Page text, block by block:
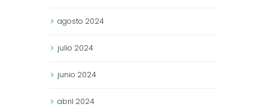
agosto 2024
julio 2024
junio 2024
abril 2024